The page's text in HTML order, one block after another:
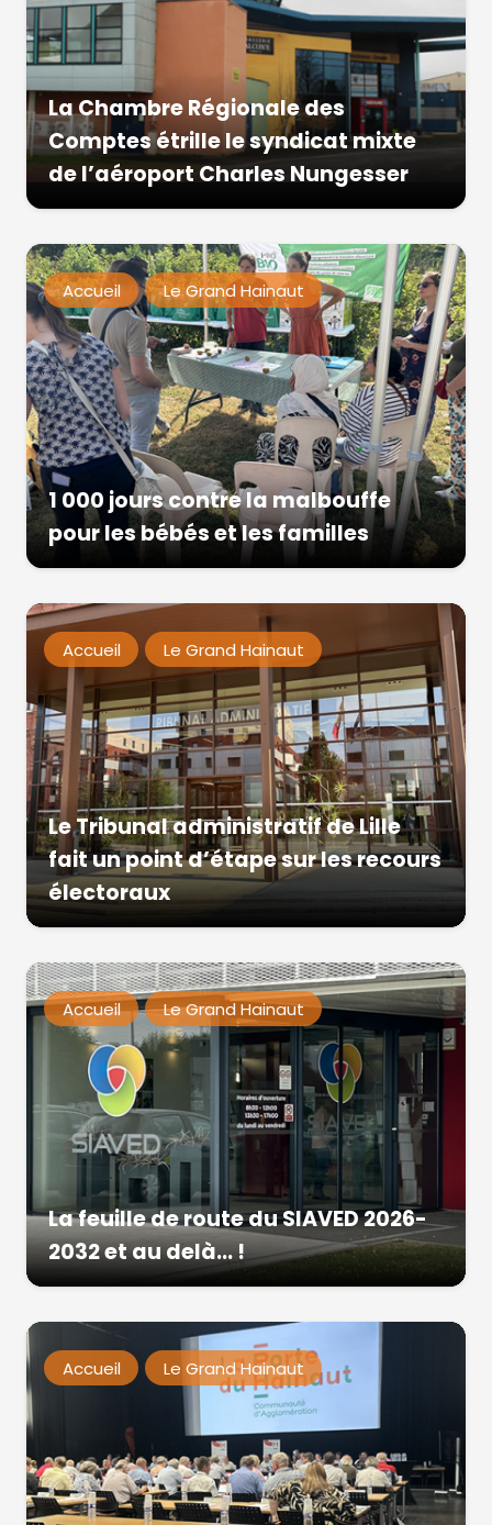
La Chambre Régionale des
Comptes étrille le syndicat mixte
de l’aéroport Charles Nungesser
Accueil Le Grand Hainaut
1 000 jours contre la malbouffe
pour les bébés et les familles
Accueil Le Grand Hainaut
Le Tribunal administratif de Lille
fait un point d’étape sur les recours
électoraux
Accueil Le Grand Hainaut
La feuille de route du SIAVED 2026-
2032 et au delà… !
Accueil Le Grand Hainaut